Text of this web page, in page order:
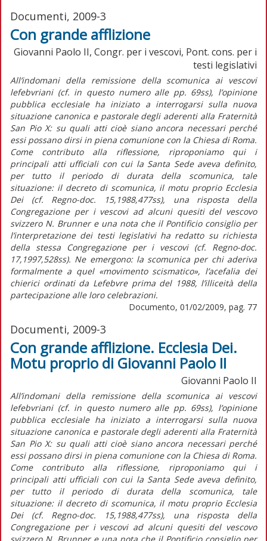
Documenti, 2009-3
Con grande afflizione
Giovanni Paolo II, Congr. per i vescovi, Pont. cons. per i
testi legislativi
All’indomani della remissione della scomunica ai vescovi
lefebvriani (cf. in questo numero alle pp. 69ss), l’opinione
pubblica ecclesiale ha iniziato a interrogarsi sulla nuova
situazione canonica e pastorale degli aderenti alla Fraternità
San Pio X: su quali atti cioè siano ancora necessari perché
essi possano dirsi in piena comunione con la Chiesa di Roma.
Come contributo alla riflessione, riproponiamo qui i
principali atti ufficiali con cui la Santa Sede aveva definito,
per tutto il periodo di durata della scomunica, tale
situazione: il decreto di scomunica, il motu proprio Ecclesia
Dei (cf. Regno-doc. 15,1988,477ss), una risposta della
Congregazione per i vescovi ad alcuni quesiti del vescovo
svizzero N. Brunner e una nota che il Pontificio consiglio per
l’interpretazione dei testi legislativi ha redatto su richiesta
della stessa Congregazione per i vescovi (cf. Regno-doc.
17,1997,528ss). Ne emergono: la scomunica per chi aderiva
formalmente a quel «movimento scismatico», l’acefalia dei
chierici ordinati da Lefebvre prima del 1988, l’illiceità della
partecipazione alle loro celebrazioni.
Documento, 01/02/2009, pag. 77
Documenti, 2009-3
Con grande afflizione. Ecclesia Dei.
Motu proprio di Giovanni Paolo II
Giovanni Paolo II
All’indomani della remissione della scomunica ai vescovi
lefebvriani (cf. in questo numero alle pp. 69ss), l’opinione
pubblica ecclesiale ha iniziato a interrogarsi sulla nuova
situazione canonica e pastorale degli aderenti alla Fraternità
San Pio X: su quali atti cioè siano ancora necessari perché
essi possano dirsi in piena comunione con la Chiesa di Roma.
Come contributo alla riflessione, riproponiamo qui i
principali atti ufficiali con cui la Santa Sede aveva definito,
per tutto il periodo di durata della scomunica, tale
situazione: il decreto di scomunica, il motu proprio Ecclesia
Dei (cf. Regno-doc. 15,1988,477ss), una risposta della
Congregazione per i vescovi ad alcuni quesiti del vescovo